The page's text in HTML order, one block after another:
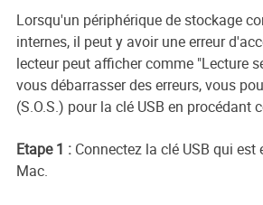
Lorsqu'un périphérique de stockage
internes, il peut y avoir une erreur
lecteur peut afficher comme "Lecture
vous débarrasser des erreurs, vous
(S.O.S.) pour la clé USB en procédant
Etape 1 : Connectez la clé USB qui est
Mac.